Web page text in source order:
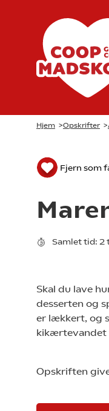
Hjem >Opskrifter >
Fjern som
Samlet tid: 2
Skal du lave
desserten og
er lækkert, og
kikærtevandet
Opskriften